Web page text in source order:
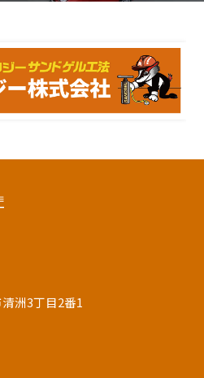
洲3丁目2番1